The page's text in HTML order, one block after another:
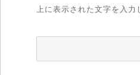
上に表示された文字を入力